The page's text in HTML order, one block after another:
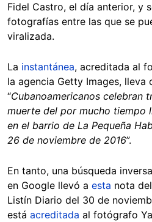
Fidel Castro, el día anterior, y
fotografías entre las que se
viralizada.
La instantánea, acreditada al
la agencia Getty Images, lleva
“Cubanoamericanos celebran
muerte del por mucho tiempo
en el barrio de La Pequeña
26 de noviembre de 2016”.
En tanto, una búsqueda
en Google llevó a esta nota
Listín Diario del 30 de
está acreditada al fotógrafo